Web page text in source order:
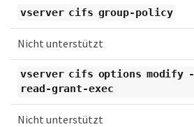
vserver cifs group-policy
Nicht unterstützt
vserver cifs options modify -
read-grant-exec
Nicht unterstützt